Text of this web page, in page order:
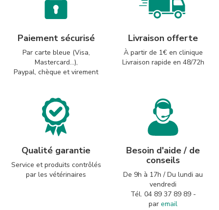
Paiement sécurisé
Par carte bleue (Visa,
Mastercard...),
Paypal, chèque et virement
Livraison offerte
À partir de 1€ en clinique
Livraison rapide en 48/72h
Qualité garantie
Service et produits contrôlés
par les vétérinaires
Besoin d'aide / de
conseils
De 9h à 17h / Du lundi au
vendredi
Tél. 04 89 37 89 89 -
par email